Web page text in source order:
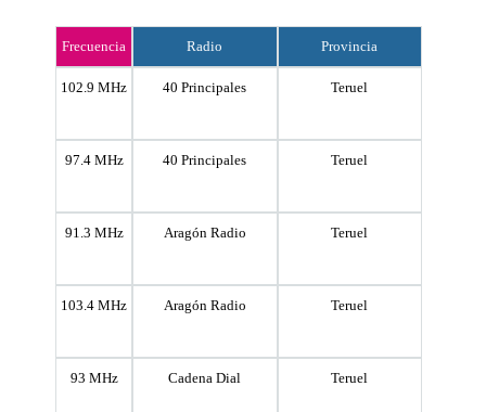
Frecuencia Radio Provincia
102.9 MHz 40 Principales Teruel
97.4 MHz 40 Principales Teruel
91.3 MHz Aragón Radio Teruel
103.4 MHz Aragón Radio Teruel
93 MHz Cadena Dial Teruel